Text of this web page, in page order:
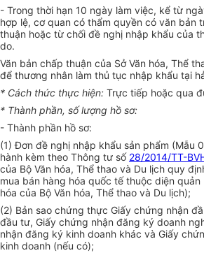
- Trong thời hạn 10 ngày làm việc, kể từ
hợp lệ, cơ quan có thẩm quyền có văn bản
thuận hoặc từ chối đề nghị nhập khẩu của
do.
Văn bản chấp thuận của Sở Văn hóa, Thể
để thương nhân làm thủ tục nhập khẩu tại
* Cách thức thực hiện: Trực tiếp hoặc qua
* Thành phần, số lượng hồ sơ:
- Thành phần hồ sơ:
(1)Đơn đề nghị nhập khẩu sản phẩm (Mẫu
hành kèm theo Thông tư số 28/2014/TT-
của Bộ Văn hóa, Thể thao và Du lịch quy
mua bán hàng hóa quốc tế thuộc diện
hóa của Bộ Văn hóa, Thể thao và Du lịch);
(2) Bản sao chứng thực Giấy chứng nhận
đầu tư, Giấy chứng nhận đăng ký doanh
nhận đăng ký kinh doanh khác và Giấy
kinh doanh (nếu có);